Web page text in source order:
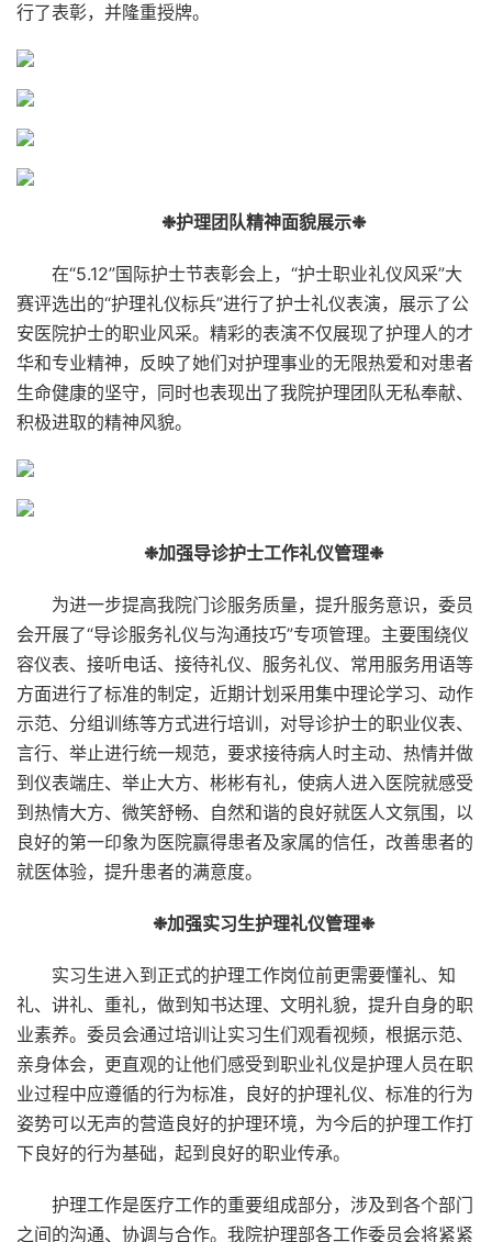
行了表彰，并隆重授牌。
❉护理团队精神面貌展示❉
在“5.12”国际护士节表彰会上，“护士职业礼仪风采”大
赛评选出的“护理礼仪标兵”进行了护士礼仪表演，展示了公
安医院护士的职业风采。精彩的表演不仅展现了护理人的才
华和专业精神，反映了她们对护理事业的无限热爱和对患者
生命健康的坚守，同时也表现出了我院护理团队无私奉献、
积极进取的精神风貌。
❉加强导诊护士工作礼仪管理❉
为进一步提高我院门诊服务质量，提升服务意识，委员
会开展了“导诊服务礼仪与沟通技巧”专项管理。主要围绕仪
容仪表、接听电话、接待礼仪、服务礼仪、常用服务用语等
方面进行了标准的制定，近期计划采用集中理论学习、动作
示范、分组训练等方式进行培训，对导诊护士的职业仪表、
言行、举止进行统一规范，要求接待病人时主动、热情并做
到仪表端庄、举止大方、彬彬有礼，使病人进入医院就感受
到热情大方、微笑舒畅、自然和谐的良好就医人文氛围，以
良好的第一印象为医院赢得患者及家属的信任，改善患者的
就医体验，提升患者的满意度。
❉加强实习生护理礼仪管理❉
实习生进入到正式的护理工作岗位前更需要懂礼、知
礼、讲礼、重礼，做到知书达理、文明礼貌，提升自身的职
业素养。委员会通过培训让实习生们观看视频，根据示范、
亲身体会，更直观的让他们感受到职业礼仪是护理人员在职
业过程中应遵循的行为标准，良好的护理礼仪、标准的行为
姿势可以无声的营造良好的护理环境，为今后的护理工作打
下良好的行为基础，起到良好的职业传承。
护理工作是医疗工作的重要组成部分，涉及到各个部门
之间的沟通、协调与合作。我院护理部各工作委员会将紧紧